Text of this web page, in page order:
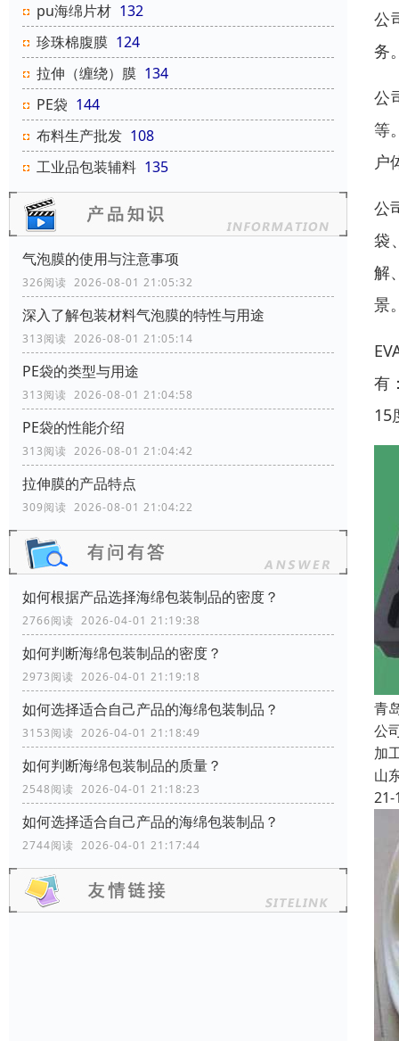
pu海绵片材 132
珍珠棉腹膜 124
拉伸（缠绕）膜 134
PE袋 144
布料生产批发 108
工业品包装辅料 135
气泡膜的使用与注意事项
326阅读 2026-08-01 21:05:32
深入了解包装材料气泡膜的特性与用途
313阅读 2026-08-01 21:05:14
PE袋的类型与用途
313阅读 2026-08-01 21:04:58
‌‌‌PE袋的性能介绍
313阅读 2026-08-01 21:04:42
拉伸膜的产品特点
309阅读 2026-08-01 21:04:22
如何根据产品选择海绵包装制品的密度？
2766阅读 2026-04-01 21:19:38
如何判断海绵包装制品的密度？
2973阅读 2026-04-01 21:19:18
如何选择适合自己产品的海绵包装制品？
3153阅读 2026-04-01 21:18:49
如何判断海绵包装制品的质量？
2548阅读 2026-04-01 21:18:23
如何选择适合自己产品的海绵包装制品？
2744阅读 2026-04-01 21:17:44
公
务
公
等
户
公
袋
解
景
有
15
青
公
加
山
21-